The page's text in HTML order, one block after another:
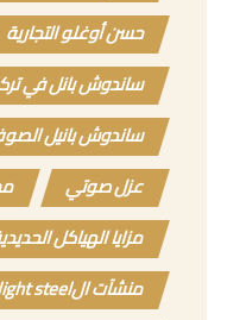
حسن أوغلو التجارية
ساندوش بانل في
ساندوش بانيل
عزل صوتي
مزايا الهياكل
منشآت الlight steel